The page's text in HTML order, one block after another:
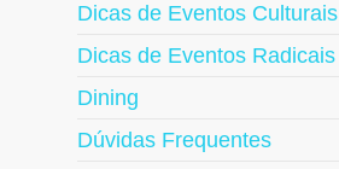
Dicas de Eventos Culturais
Dicas de Eventos Radicais
Dining
Dúvidas Frequentes